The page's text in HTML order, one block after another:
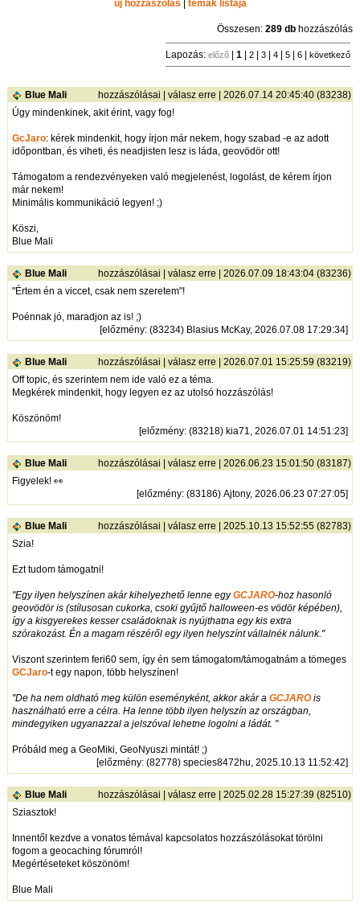
új hozzászólás
témák listája
Összesen:289 db hozzászólás
Lapozás:előző |1 2 3 4 5 6 |következő
Blue Mali hozzászólásai |válasz erre | 2026.07.14 20:45:40 (83238)
Úgy mindenkinek, akit érint, vagy fog!
GcJaro: kérek mindenkit, hogy írjon már nekem, hogy szabad -e az adott
időpontban, és viheti, és neadjisten lesz is láda, geovödör ott!
Támogatom a rendezvényeken való megjelenést, logolást, de kérem írjon
már nekem!
Minimális kommunikáció legyen! ;)
Köszi,
Blue Mali
Blue Mali hozzászólásai |válasz erre | 2026.07.09 18:43:04 (83236)
"Értem én a viccet, csak nem szeretem"!
Poénnak jó, maradjon az is! ;)
[előzmény: (83234) Blasius McKay, 2026.07.08 17:29:34]
Blue Mali hozzászólásai |válasz erre | 2026.07.01 15:25:59 (83219)
Off topic, és szerintem nem ide való ez a téma.
Megkérek mindenkit, hogy legyen ez az utolsó hozzászólás!
Köszönöm!
[előzmény: (83218) kia71, 2026.07.01 14:51:23]
Blue Mali hozzászólásai |válasz erre | 2026.06.23 15:01:50 (83187)
Figyelek! 👀
[előzmény: (83186) Ajtony, 2026.06.23 07:27:05]
Blue Mali hozzászólásai |válasz erre | 2025.10.13 15:52:55 (82783)
Szia!
Ezt tudom támogatni!
"Egy ilyen helyszínen akár kihelyezhető lenne egyGCJARO-hoz hasonló
geovödör is (stílusosan cukorka, csoki gyűjtő halloween-es vödör képében),
így a kisgyerekes kesser családoknak is nyújthatna egy kis extra
szórakozást. Én a magam részéről egy ilyen helyszínt vállalnék nálunk."
Viszont szerintem feri60 sem, így én sem támogatom/támogatnám a tömeges
GCJaro-t egy napon, több helyszínen!
"De ha nem oldható meg külön eseményként, akkor akár aGCJAROis
használható erre a célra. Ha lenne több ilyen helyszín az országban,
mindegyiken ugyanazzal a jelszóval lehetne logolni a ládát. "
Próbáld meg a GeoMiki, GeoNyuszi mintát! ;)
[előzmény: (82778) species8472hu, 2025.10.13 11:52:42]
Blue Mali hozzászólásai |válasz erre | 2025.02.28 15:27:39 (82510)
Sziasztok!
Innentől kezdve a vonatos témával kapcsolatos hozzászólásokat törölni
fogom a geocaching fórumról!
Megértéseteket köszönöm!
Blue Mali